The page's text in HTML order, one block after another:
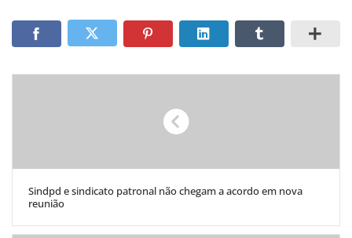
Sindpd e sindicato patronal não chegam a acordo em nova
reunião